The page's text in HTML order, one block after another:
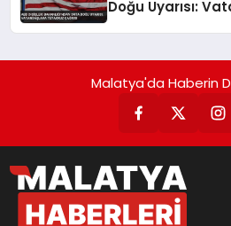
Doğu Uyarısı:
Malatya'da Haberin